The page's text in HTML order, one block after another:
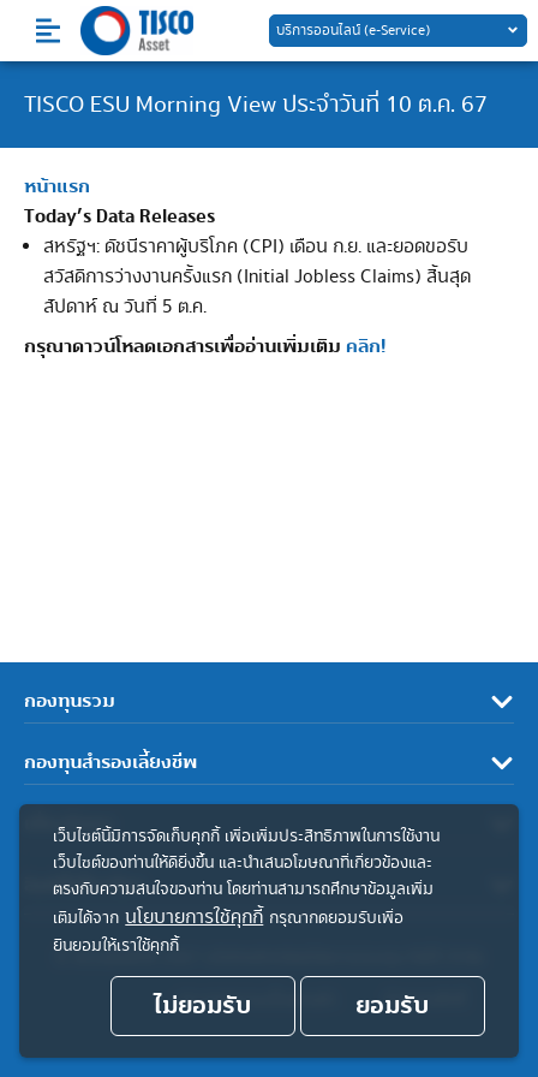
content
บริการออนไลน์ (e-Service)
TISCO ESU Morning View ประจำวันที่ 10 ต.ค. 67
หน้าแรก
Today’s Data Releases
สหรัฐฯ: ดัชนีราคาผู้บริโภค (CPI) เดือน ก.ย. และยอดขอรับ
สวัสดิการว่างงานครั้งแรก (Initial Jobless Claims) สิ้นสุด
สัปดาห์ ณ วันที่ 5 ต.ค.
กรุณาดาวน์โหลดเอกสารเพื่ออ่านเพิ่มเติม คลิก!
กองทุนรวม
กองทุนสำรองเลี้ยงชีพ
เกี่ยวกับเรา
ลิงค์ที่เกี่ยวข้อง
© สงวนลิขสิทธิ์ 2567 บริษัทหลักทรัพย์จัดการกองทุน ทิสโก้ จำกัด
ประกาศความเป็นส่วนตัว
คำสงวนสิทธิ์
เว็บไซต์นี้มีการจัดเก็บคุกกี้ เพื่อเพิ่มประสิทธิภาพในการใช้งาน
เว็บไซต์ของท่านให้ดียิ่งขึ้น และนำเสนอโฆษณาที่เกี่ยวข้องและ
ตรงกับความสนใจของท่าน โดยท่านสามารถศึกษาข้อมูลเพิ่ม
เติมได้จาก นโยบายการใช้คุกกี้ กรุณากดยอมรับเพื่อ
ยินยอมให้เราใช้คุกกี้
ไม่ยอมรับ ยอมรับ